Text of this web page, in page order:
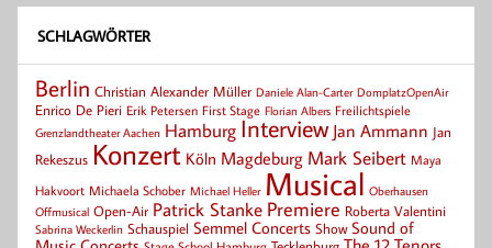
SCHLAGWÖRTER
Berlin Christian Alexander Müller Daniele Alan-Carter DomplatzOpenAir
Enrico De Pieri Erik Petersen First Stage Florian Albers Freilichtspiele
Grenzlandtheater Aachen Hamburg Interview Jan Ammann Jan
Rekeszus Konzert Köln Magdeburg Mark Seibert Maya
Hakvoort Michaela Schober Michael Heller Musical Oberhausen
Offmusical Open-Air Patrick Stanke Premiere Roberta Valentini
Sabrina Weckerlin Schauspiel Semmel Concerts Show Sound of